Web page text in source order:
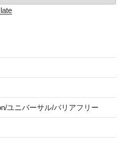
ユニバーサル/バリアフリー